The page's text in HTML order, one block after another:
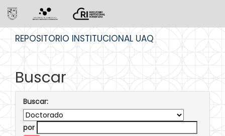
REPOSITORIO INSTITUCIONAL UAQ
Buscar
Buscar:
por